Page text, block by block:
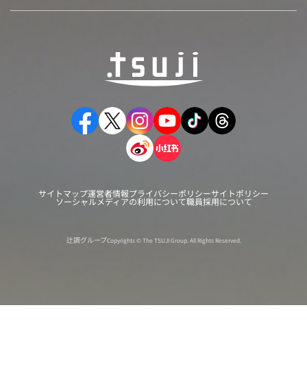
サイトマップ運営者情報プライバシーポリシーサイトポリシー
ソーシャルメディアの利用について職員採用について
辻調グループCopyrights © The TSUJI Group. All Rights Reserved.